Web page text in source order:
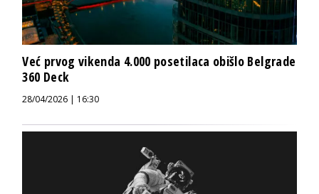
Već prvog vikenda 4.000 posetilaca obišlo Belgrade
360 Deck
28/04/2026 | 16:30